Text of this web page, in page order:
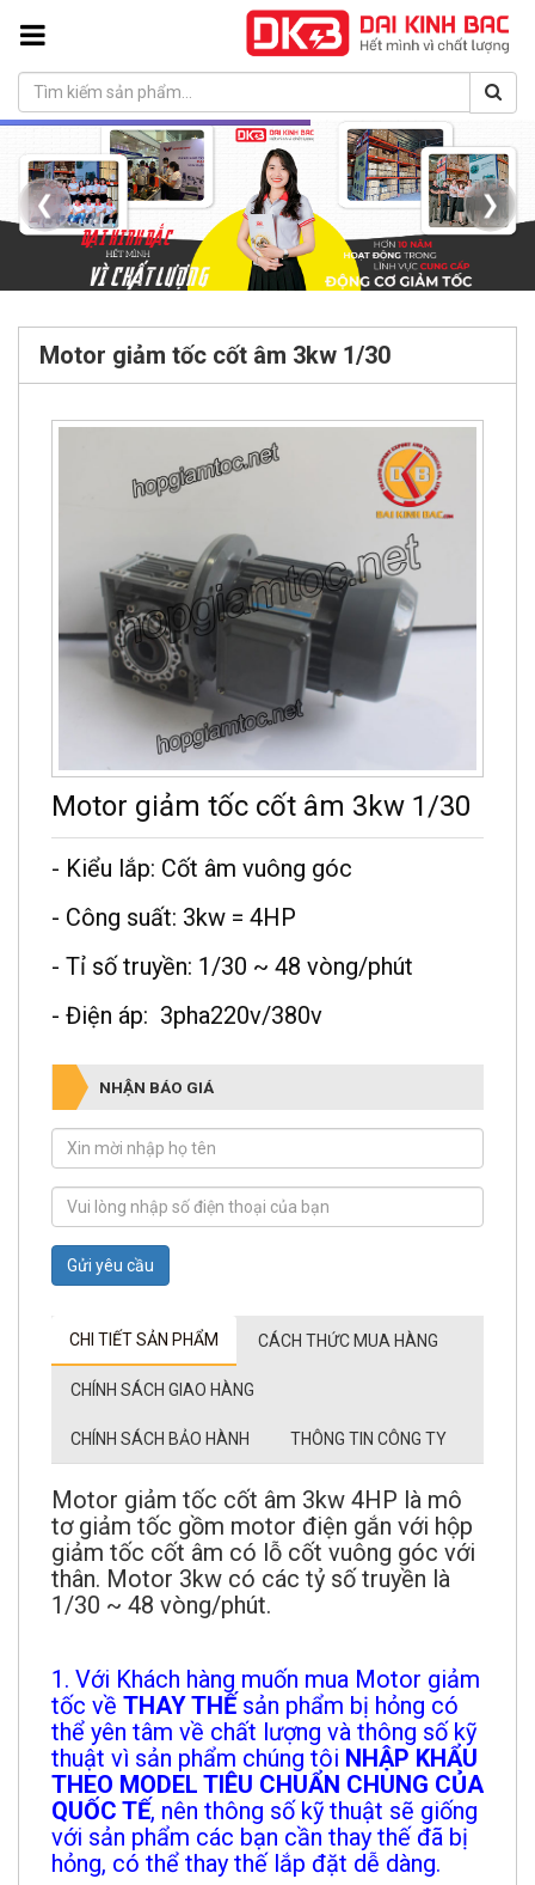
❮ ❯
Motor giảm tốc cốt âm 3kw 1/30
Motor giảm tốc cốt âm 3kw 1/30
- Kiểu lắp: Cốt âm vuông góc
- Công suất: 3kw = 4HP
- Tỉ số truyền: 1/30 ~ 48 vòng/phút
- Điện áp: 3pha220v/380v
NHẬN BÁO GIÁ
Gửi yêu cầu
CHI TIẾT SẢN PHẨM CÁCH THỨC MUA HÀNG
CHÍNH SÁCH GIAO HÀNG
CHÍNH SÁCH BẢO HÀNH THÔNG TIN CÔNG TY
Motor giảm tốc cốt âm 3kw 4HP là mô
tơ giảm tốc gồm motor điện gắn với hộp
giảm tốc cốt âm có lỗ cốt vuông góc với
thân. Motor 3kw có các tỷ số truyền là
1/30 ~ 48 vòng/phút.
1. Với Khách hàng muốn mua Motor giảm
tốc về THAY THẾ sản phẩm bị hỏng có
thể yên tâm về chất lượng và thông số kỹ
thuật vì sản phẩm chúng tôi NHẬP KHẨU
THEO MODEL TIÊU CHUẨN CHUNG CỦA
QUỐC TẾ, nên thông số kỹ thuật sẽ giống
với sản phẩm các bạn cần thay thế đã bị
hỏng, có thể thay thế lắp đặt dễ dàng.